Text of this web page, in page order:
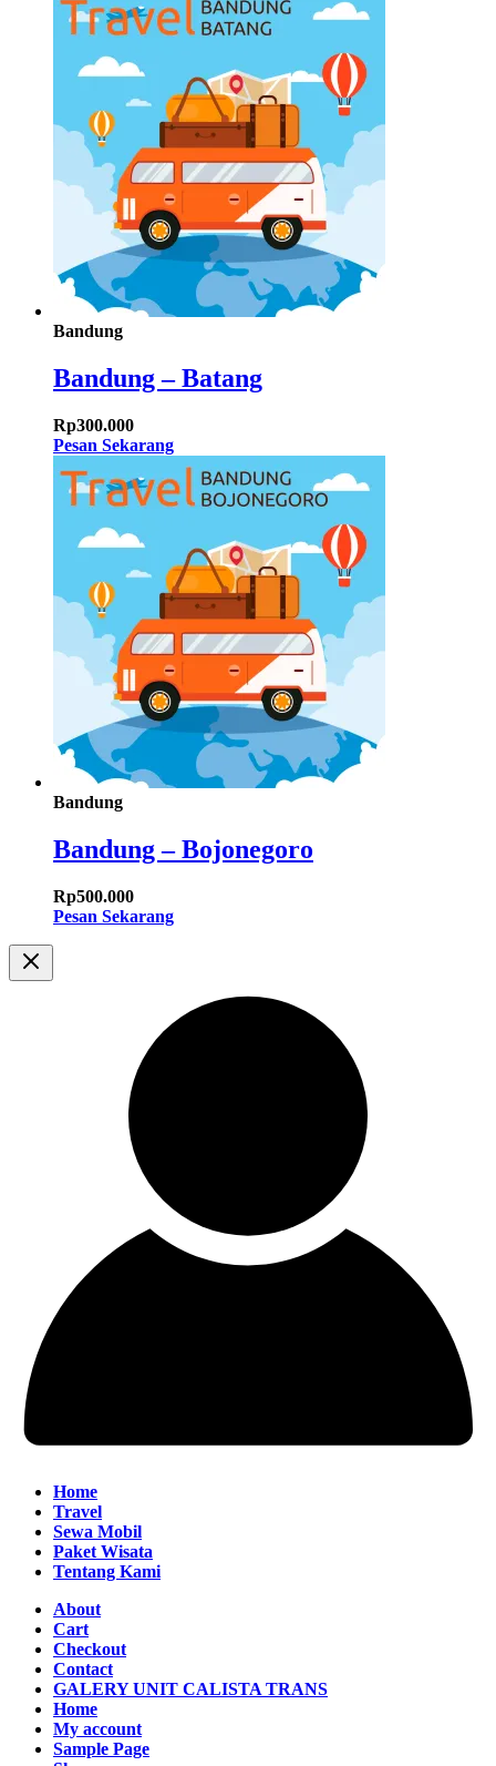
Bandung
Bandung – Batang
Rp300.000
Pesan Sekarang
Bandung
Bandung – Bojonegoro
Rp500.000
Pesan Sekarang
Home
Travel
Sewa Mobil
Paket Wisata
Tentang Kami
About
Cart
Checkout
Contact
GALERY UNIT CALISTA TRANS
Home
My account
Sample Page